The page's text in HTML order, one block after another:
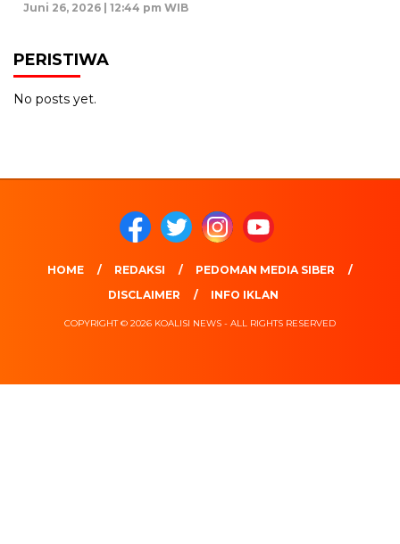
Juni 26, 2026 | 12:44 pm WIB
PERISTIWA
No posts yet.
HOME REDAKSI
PEDOMAN MEDIA SIBER
DISCLAIMER
INFO IKLAN
COPYRIGHT © 2026 KOALISI NEWS - ALL RIGHTS RESERVED